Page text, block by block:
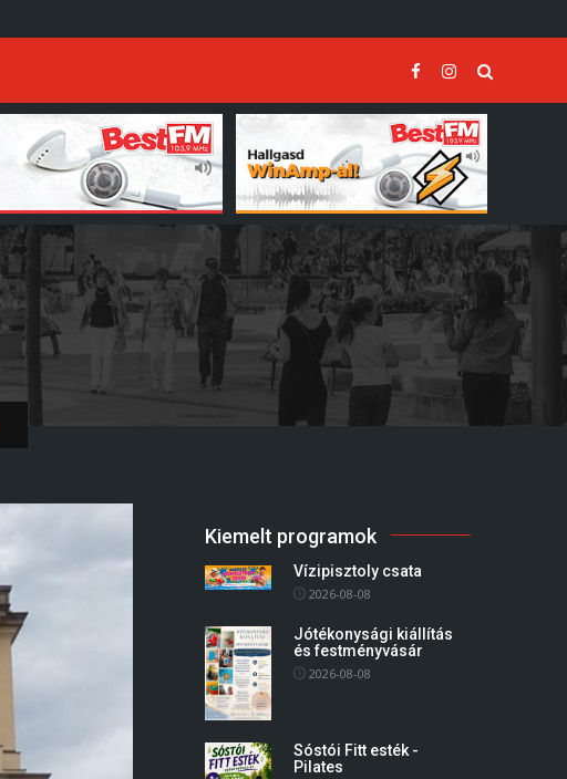
Kiemelt programok
Vízipisztoly csata
2026-08-08
Jótékonysági kiállítás
és festményvásár
2026-08-08
Sóstói Fitt esték -
Pilates